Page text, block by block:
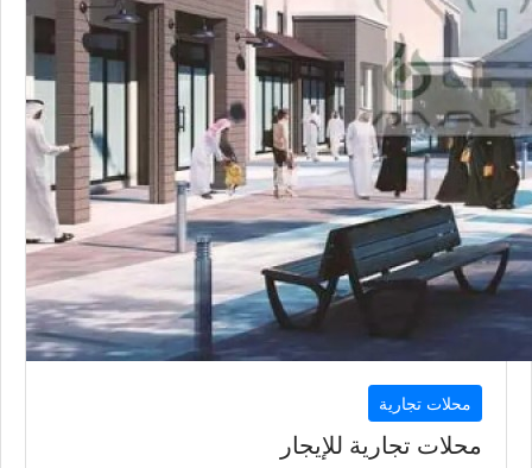
محلات تجارية
محلات تجارية للإيجار
الوكرة
43
متر
السعر إبتداء من
8,500QAR